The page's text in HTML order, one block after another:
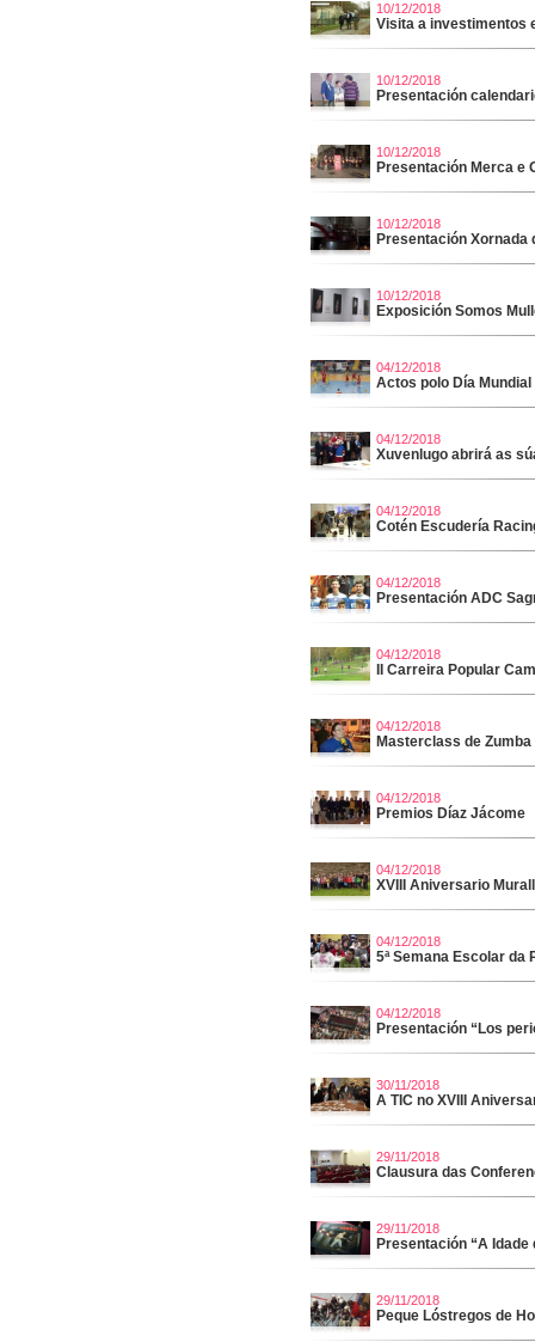
10/12/2018
Visita a investimentos
10/12/2018
Presentación
10/12/2018
Presentación Merca e
10/12/2018
Presentación
10/12/2018
Exposición Somos
04/12/2018
Actos polo Día
04/12/2018
Xuvenlugo abrirá as
04/12/2018
Cotén Escudería
04/12/2018
Presentación ADC
04/12/2018
II Carreira Popular
04/12/2018
Masterclass de
04/12/2018
Premios Díaz Jácome
04/12/2018
XVIII Aniversario
04/12/2018
5ª Semana Escolar da
04/12/2018
Presentación “Los
30/11/2018
A TIC no XVIII
29/11/2018
Clausura das
29/11/2018
Presentación “A
29/11/2018
Peque Lóstregos de